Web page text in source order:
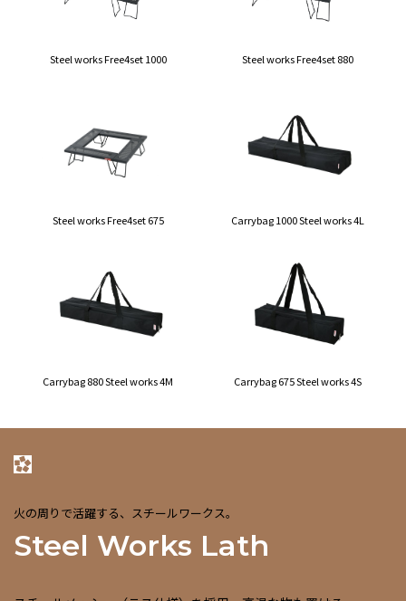
Steel works Free4set 1000 Steel works Free4set 880
Steel works Free4set 675 Carrybag 1000 Steel works 4L
Carrybag 880 Steel works 4M Carrybag 675 Steel works 4S
火の周りで活躍する、スチールワークス。
Steel Works Lath